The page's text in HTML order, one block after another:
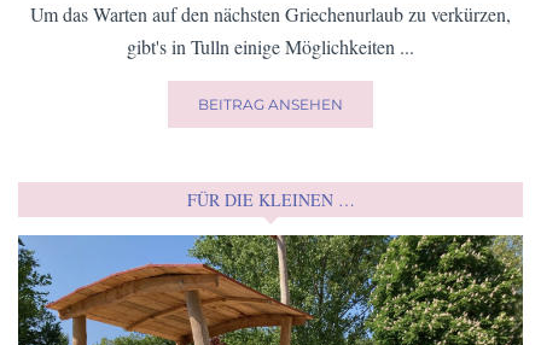
Um das Warten auf den nächsten Griechenurlaub zu verkürzen,
gibt's in Tulln einige Möglichkeiten ...
BEITRAG ANSEHEN
FÜR DIE KLEINEN …